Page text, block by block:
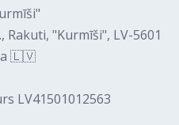
Rakuti, "Kurmīši", LV-5601
🇱🇻
LV41501012563